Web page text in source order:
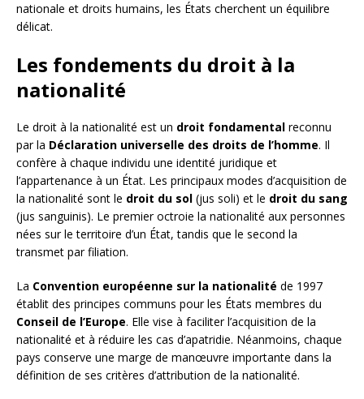
nationale et droits humains, les États cherchent un équilibre
délicat.
Les fondements du droit à la
nationalité
Le droit à la nationalité est un droit fondamental reconnu
par la Déclaration universelle des droits de l’homme. Il
confère à chaque individu une identité juridique et
l’appartenance à un État. Les principaux modes d’acquisition de
la nationalité sont le droit du sol (jus soli) et le droit du sang
(jus sanguinis). Le premier octroie la nationalité aux personnes
nées sur le territoire d’un État, tandis que le second la
transmet par filiation.
La Convention européenne sur la nationalité de 1997
établit des principes communs pour les États membres du
Conseil de l’Europe. Elle vise à faciliter l’acquisition de la
nationalité et à réduire les cas d’apatridie. Néanmoins, chaque
pays conserve une marge de manœuvre importante dans la
définition de ses critères d’attribution de la nationalité.